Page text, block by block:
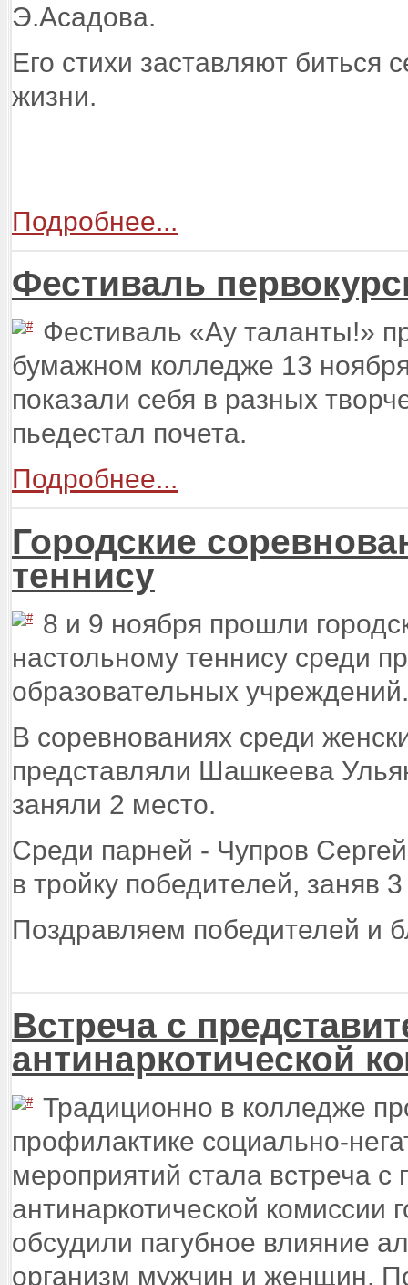
Э.Асадова.
Его стихи заставляют
жизни.
Подробнее...
Фестиваль
Фестиваль «Ау таланты!»
бумажном колледже 13
показали себя в разных
пьедестал почета.
Подробнее...
Городские
теннису
8 и 9 ноября прошли
настольному теннису среди
образовательных учреждений.
В соревнованиях среди
представляли Шашкеева
заняли 2 место.
Среди парней - Чупров
в тройку победителей, заняв
Поздравляем победителей и
Встреча с
антинаркотической
Традиционно в колледже
профилактике социально-
мероприятий стала встреча с
антинаркотической комиссии
обсудили пагубное влияние
организм мужчин и женщин.